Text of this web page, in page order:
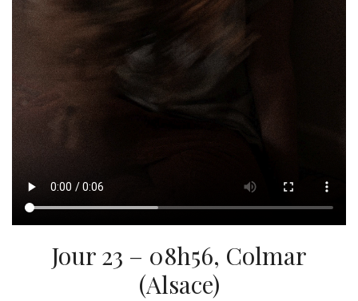
Jour 23 – 08h56, Colmar
(Alsace)